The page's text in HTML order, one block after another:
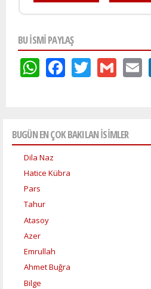
BU ISMI PAYLAŞ
WhatsApp
Facebook
BUGÜN EN ÇOK BAKILAN İSİMLER
Dila Naz
Hatice Kübra
Pars
Tahur
Atasoy
Azer
Emrullah
Ahmet Buğra
Bilge